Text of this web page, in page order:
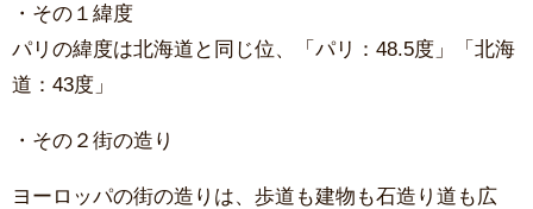
・その１緯度
パリの緯度は北海道と同じ位、「パリ：48.5度」「北海
道：43度」
・その２街の造り
ヨーロッパの街の造りは、歩道も建物も石造り道も広